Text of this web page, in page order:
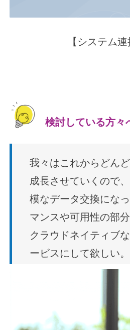
【システム連
検討している方々
我々はこれからどん
成長させていくので
模なデータ交換にな
マンスや可用性の部
クラウドネイティブ
ービスにして欲しい。